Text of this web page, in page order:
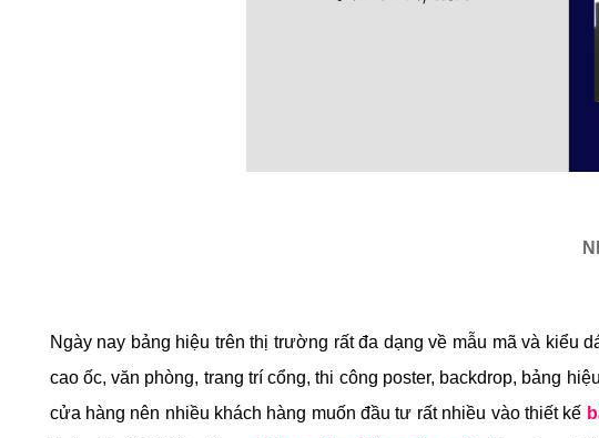
Ngày nay bảng hiệu trên thị trường rất đa dạng về mẫu mã và kiểu
cao ốc, văn phòng, trang trí cổng,thi công poster, backdrop, bảng
cửa hàng nên nhiều khách hàng muốn đầu tư rất nhiều vào thiết kế